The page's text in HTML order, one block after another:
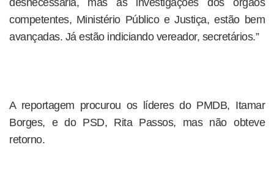
desnecessária, mas as investigações dos órgãos
competentes, Ministério Público e Justiça, estão bem
avançadas. Já estão indiciando vereador, secretários.”
A reportagem procurou os líderes do PMDB, Itamar
Borges, e do PSD, Rita Passos, mas não obteve
retorno.